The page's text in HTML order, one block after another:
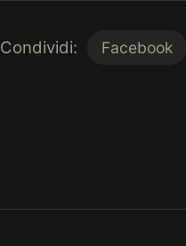
Condividi: Facebook